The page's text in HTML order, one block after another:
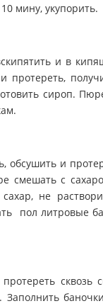
мину, укупорить.
и в
протереть,
сироп.
обсушить и
смешать с
не
пол литровые
сквозь